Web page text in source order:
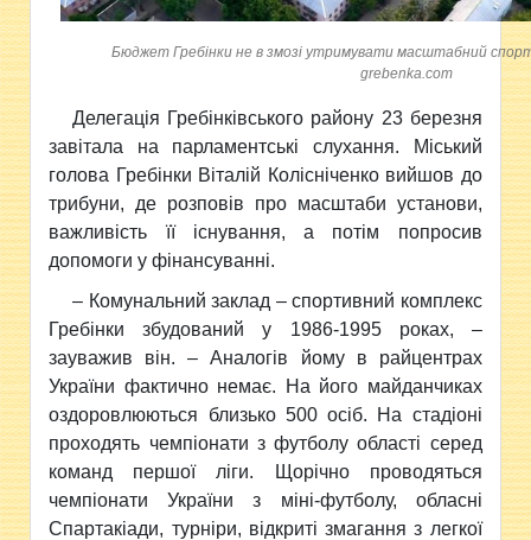
Бюджет Гребінки не в змозі утримувати масштабний
grebenka.com
Делегація Гребінківського району 23 березня
завітала на парламентські слухання. Міський
голова Гребінки Віталій Колісніченко вийшов до
трибуни, де розповів про масштаби установи,
важливість її існування, а потім попросив
допомоги у фінансуванні.
– Комунальний заклад – спортивний комплекс
Гребінки збудований у 1986-1995 роках, –
зауважив він. – Аналогів йому в райцентрах
України фактично немає. На його майданчиках
оздоровлюються близько 500 осіб. На стадіоні
проходять чемпіонати з футболу області серед
команд першої ліги. Щорічно проводяться
чемпіонати України з міні-футболу, обласні
Спартакіади, турніри, відкриті змагання з легкої